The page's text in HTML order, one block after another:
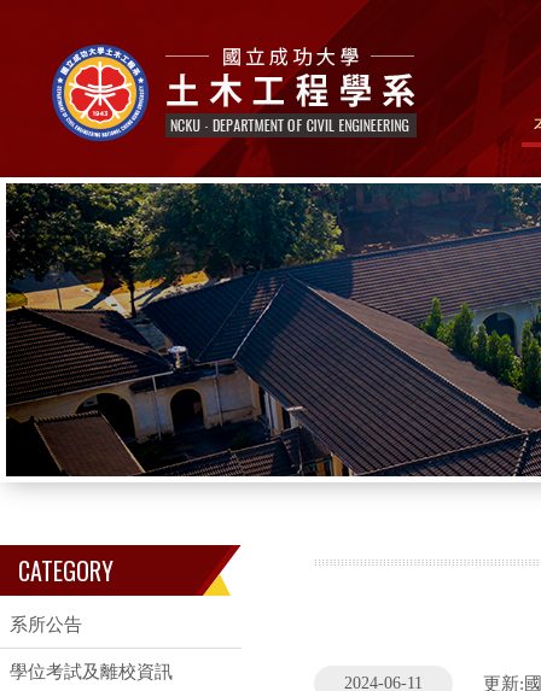
CATEGORY
系所公告
學位考試及離校資訊
2024-06-11 更新: